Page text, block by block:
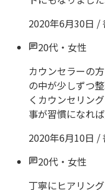
2020年6月30日 /
20代 ・ 女性
カウンセラーの
の中が少しずつ
くカウンセリン
事が習慣になれ
2020年6月10日 /
20代 ・ 女性
丁寧にヒアリン